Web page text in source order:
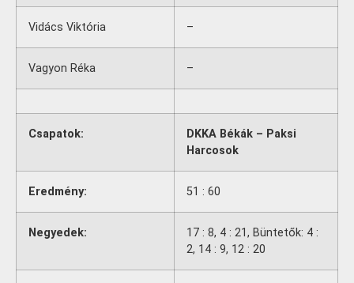
Vidács Viktória –
Vagyon Réka –
Csapatok:
DKKA Békák – Paksi
Harcosok
Eredmény: 51 : 60
Negyedek:
17 : 8, 4 : 21, Büntetők: 4 :
2, 14 : 9, 12 : 20